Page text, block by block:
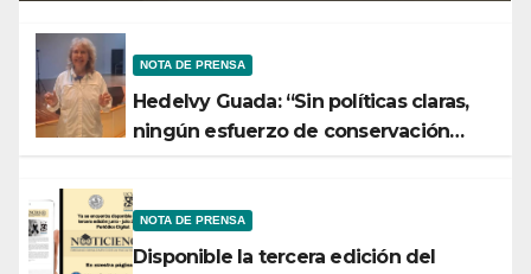
NOTA DE PRENSA
Hedelvy Guada: “Sin políticas claras,
ningún esfuerzo de conservación
NOTA DE PRENSA
Disponible la tercera edición del